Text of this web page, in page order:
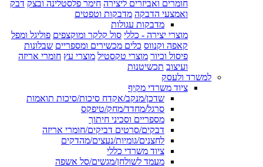
חומרים ואביזרים ליצירה חימר פלסטלינה ובצק דבק
ואמצעי הדבקה מדבקות וטפטים
מדבקות עגולות
מוצרי יצירה - כללי סול קלקר ומוקצפים פוליגל ומפל
קאפה וקנווס כלים מכשירים ומספריים שבלונות
פיסול וכיור מוצרי טקסטיל מוצרי עץ חומרי אריזה
ועיצוב תכשיטנות
למשרד ולעסק
ציוד משרדי מקיף
שדכן/מנקב/אקדח סיכות/סיכות תואמות
סרגל/מחדד/מחק/טיפקס
מספריים וסכיני חיתוך
דבקים/סרטים דביקים/חומרי אריזה
לחצנים/גומיות/נעצים/מהדקים
ציוד משרדי כללי
מעמד לשולחן/מגשים/סל אשפה